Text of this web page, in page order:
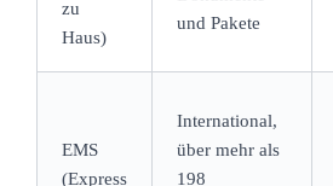
zu
Haus)
und Pakete
EMS
(Express
International,
über mehr als
198